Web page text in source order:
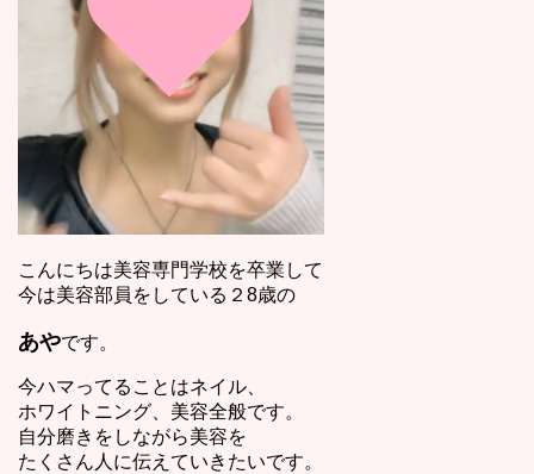
こんにちは美容専門学校を卒業して
今は美容部員をしている２8歳の
あやです。
今ハマってることはネイル、
ホワイトニング、美容全般です。
自分磨きをしながら美容を
たくさん人に伝えていきたいです。